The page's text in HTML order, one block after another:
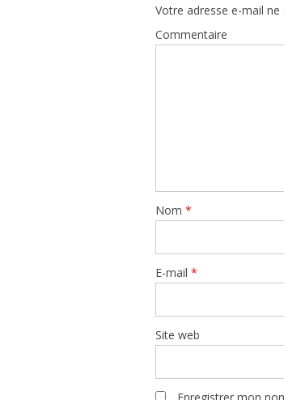
Votre adresse e-mail ne
Commentaire
Nom *
E-mail *
Site web
Enregistrer mon